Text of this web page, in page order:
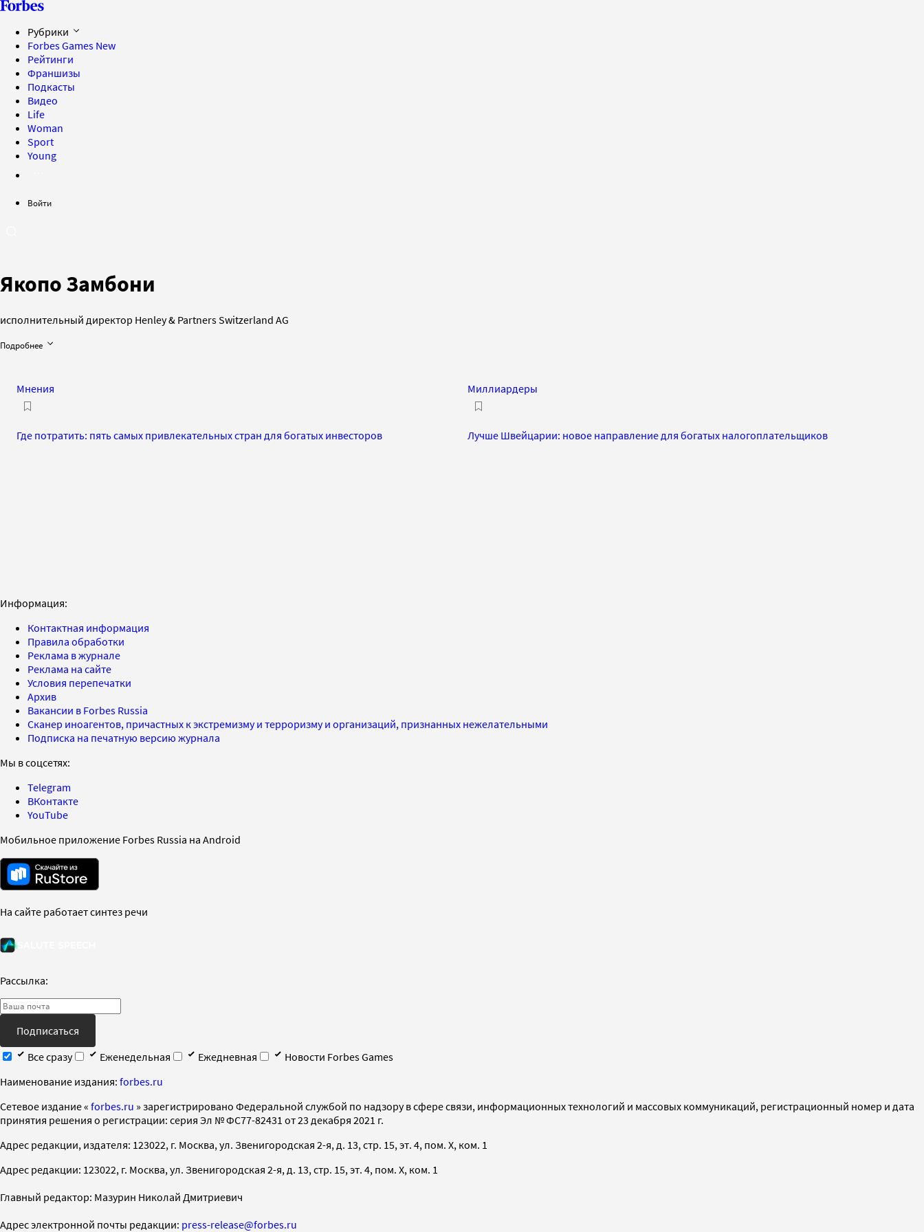
Рубрики
Forbes Games New
Рейтинги
Франшизы
Подкасты
Видео
Life
Woman
Sport
Young
Войти
Якопо Замбони
исполнительный директор Henley & Partners Switzerland AG
Подробнее
Мнения
Где потратить: пять самых привлекательных стран для богатых инвесторов
Миллиардеры
Лучше Швейцарии: новое направление для богатых налогоплательщиков
Информация:
Контактная информация
Правила обработки
Реклама в журнале
Реклама на сайте
Условия перепечатки
Архив
Вакансии в Forbes Russia
Сканер иноагентов, причастных к экстремизму и терроризму и организаций, признанных нежелательными
Подписка на печатную версию журнала
Мы в соцсетях:
Telegram
ВКонтакте
YouTube
Мобильное приложение Forbes Russia на Android
На сайте работает синтез речи
Рассылка:
Подписаться
Все сразу
Еженедельная Ежедневная
Новости Forbes Games
Наименование издания: forbes.ru
Cетевое издание « forbes.ru » зарегистрировано Федеральной службой по надзору в сфере связи, информационных технологий и массовых коммуникаций, регистрационный номер и дата
принятия решения о регистрации: серия Эл № ФС77-82431 от 23 декабря 2021 г.
Адрес редакции, издателя: 123022, г. Москва, ул. Звенигородская 2-я, д. 13, стр. 15, эт. 4, пом. X, ком. 1
Адрес редакции: 123022, г. Москва, ул. Звенигородская 2-я, д. 13, стр. 15, эт. 4, пом. X, ком. 1
Главный редактор: Мазурин Николай Дмитриевич
Адрес электронной почты редакции: press-release@forbes.ru